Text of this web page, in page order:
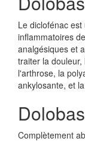
Le diclofénac
inflammatoires
analgésiques et
traiter la
l'arthrose, la
ankylosante, et
Complètement